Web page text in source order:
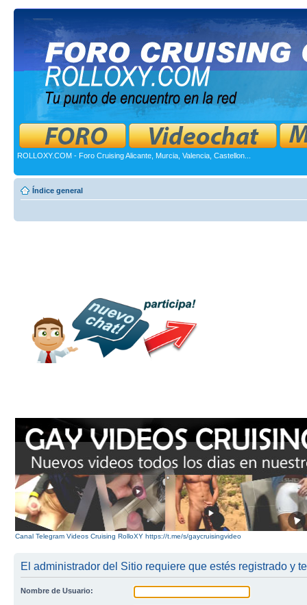
ROLLOXY.COM - Foro Cruising Alicante, Murcia, Valencia, Castellon...
Índice general
Canal Telegram Videos Cruising RolloXY https://t.me/s/gaycruisingvideo
El administrador del Sitio requiere que estés registrado y
Nombre de Usuario: